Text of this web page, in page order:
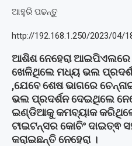
ଆହୁରି ପଢନ୍ତୁ
http://192.168.1.250/2023/04/
ଆଶିଶ ନେହେରା ଆଇପିଏଲରେ
ଖେଳିଥିଲେ ମଧ୍ୟ ଭଲ
,ଯେବେ ଶେଷ ଭାଗରେ
ଭଲ ପ୍ରଦର୍ଶନ ଦେଇଥିଲେ
ଇଣ୍ଡିଆକୁ କମବ୍ୟାକ କରିଥିଲେ
ଟାଇଟନ୍ସର କୋଚିଂ ଦାଇତ୍ଵ
କରାଇଛନ୍ତି ନେହେରା ।